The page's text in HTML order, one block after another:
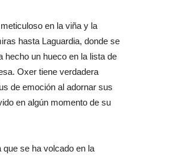
en la viña y la
hasta Laguardia, donde se
hecho un hueco en la lista de
Oxer tiene verdadera
de emoción al adornar sus
en algún momento de su
se ha volcado en la